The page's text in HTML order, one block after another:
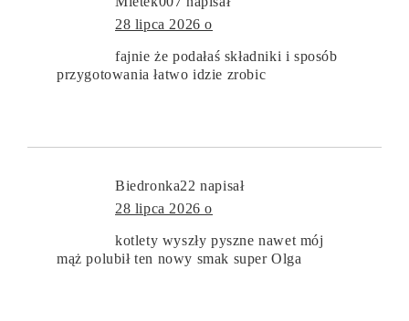
28 lipca 2026 o
fajnie że podałaś składniki i sposób
przygotowania łatwo idzie zrobic
Biedronka22 napisał
28 lipca 2026 o
kotlety wyszły pyszne nawet mój
mąż polubił ten nowy smak super Olga